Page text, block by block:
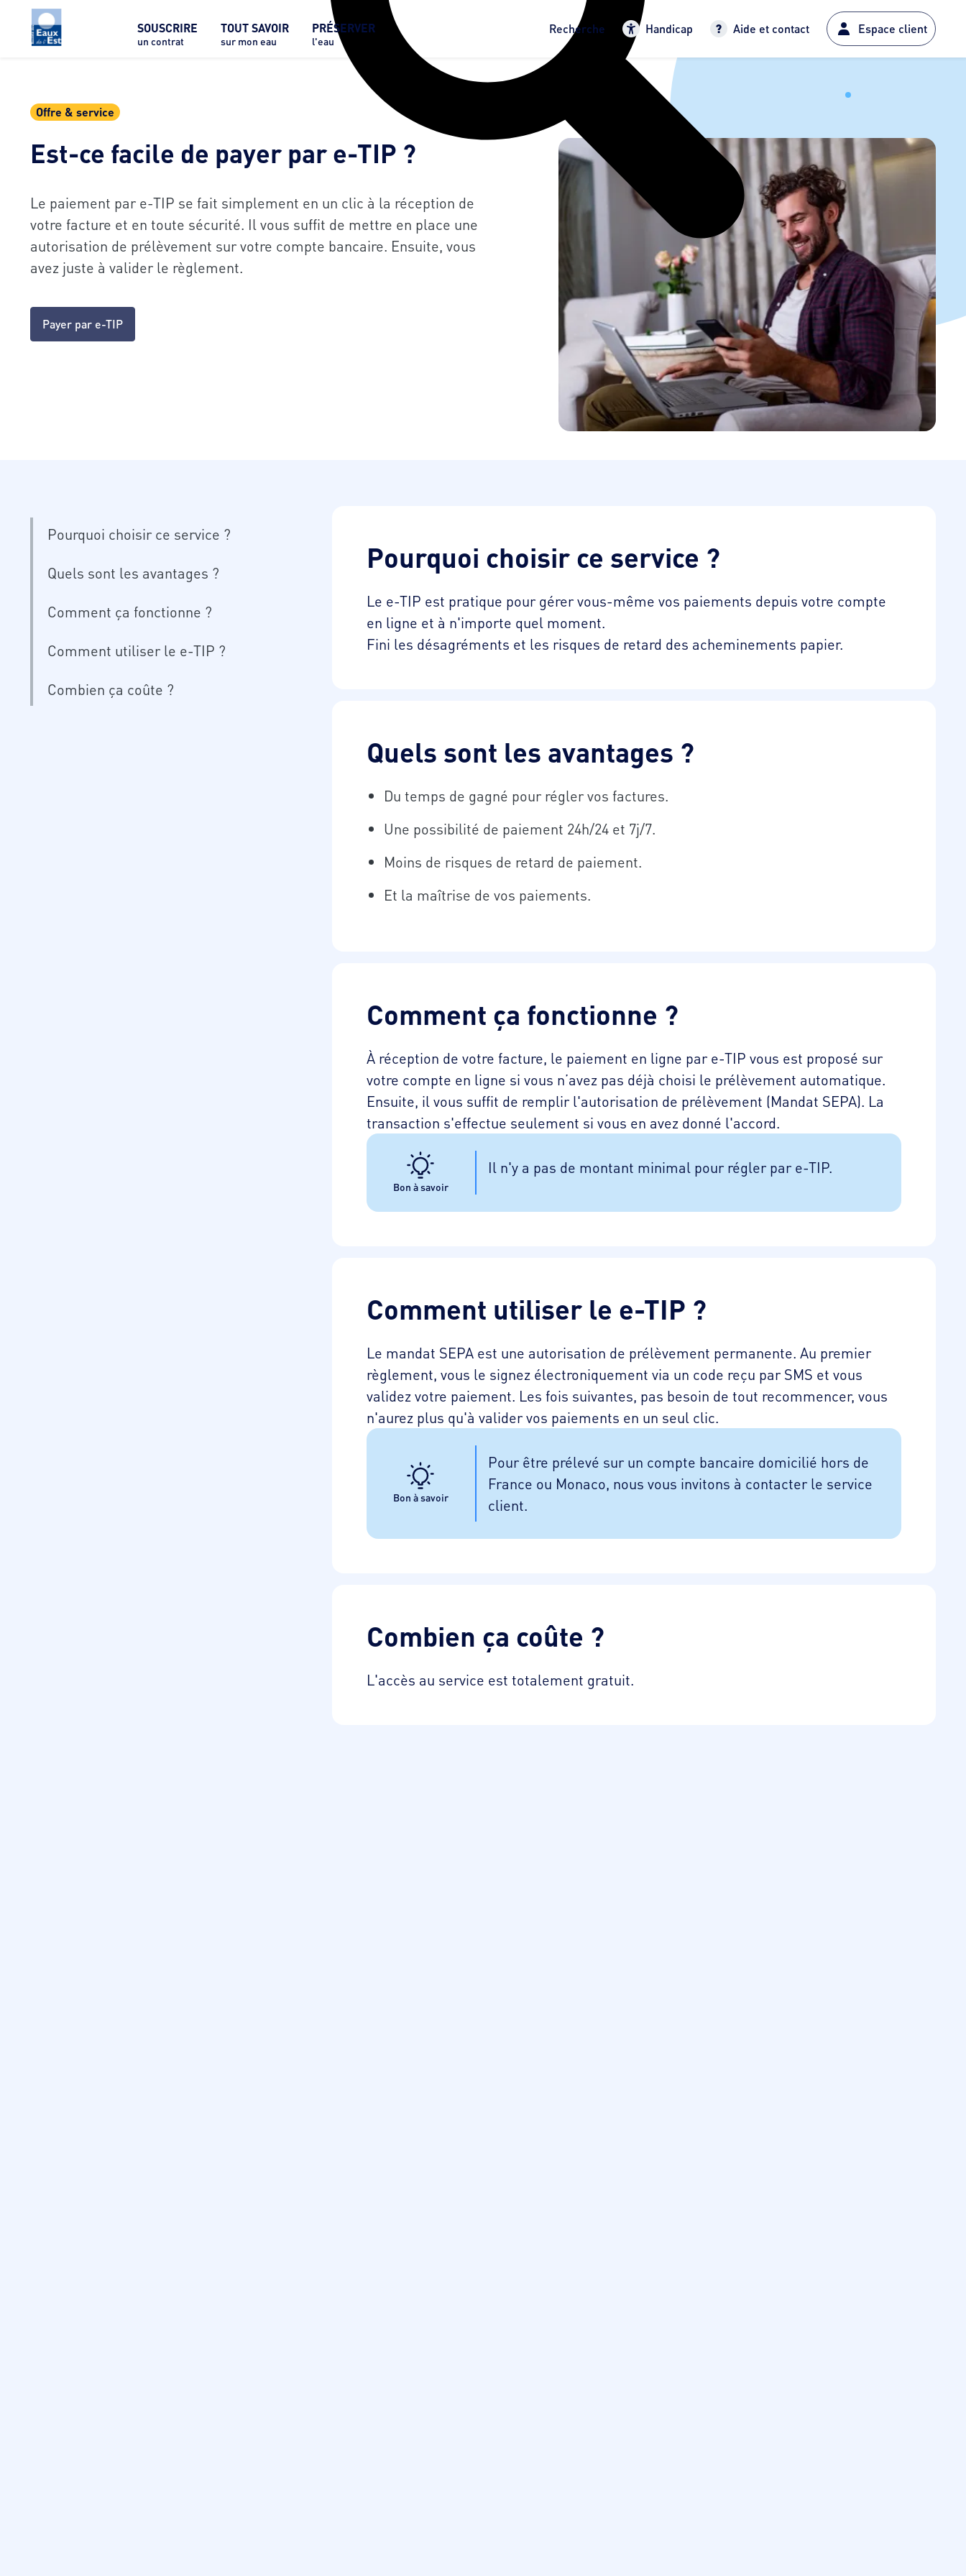
SOUSCRIRE
un contrat
TOUT SAVOIR
sur mon eau
PRÉSERVER
l'eau
Recherche Handicap Aide et contact Espace client
Offre & service
Est-ce facile de payer par e-TIP ?
Le paiement par e-TIP se fait simplement en un clic à la réception de
votre facture et en toute sécurité. Il vous suffit de mettre en place une
autorisation de prélèvement sur votre compte bancaire. Ensuite, vous
avez juste à valider le règlement.
Payer par e-TIP
Pourquoi choisir ce service ?
Quels sont les avantages ?
Comment ça fonctionne ?
Comment utiliser le e-TIP ?
Combien ça coûte ?
Pourquoi choisir ce service ?
Le e-TIP est pratique pour gérer vous-même vos paiements depuis votre compte
en ligne et à n'importe quel moment.
Fini les désagréments et les risques de retard des acheminements papier.
Quels sont les avantages ?
Du temps de gagné pour régler vos factures.
Une possibilité de paiement 24h/24 et 7j/7.
Moins de risques de retard de paiement.
Et la maîtrise de vos paiements.
Comment ça fonctionne ?
À réception de votre facture, le paiement en ligne par e-TIP vous est proposé sur
votre compte en ligne si vous n’avez pas déjà choisi le prélèvement automatique.
Ensuite, il vous suffit de remplir l'autorisation de prélèvement (Mandat SEPA). La
transaction s'effectue seulement si vous en avez donné l'accord.
Bon à savoir
Il n'y a pas de montant minimal pour régler par e-TIP.
Comment utiliser le e-TIP ?
Le mandat SEPA est une autorisation de prélèvement permanente. Au premier
règlement, vous le signez électroniquement via un code reçu par SMS et vous
validez votre paiement. Les fois suivantes, pas besoin de tout recommencer, vous
n'aurez plus qu'à valider vos paiements en un seul clic.
Bon à savoir
Pour être prélevé sur un compte bancaire domicilié hors de
France ou Monaco, nous vous invitons à contacter le service
client.
Combien ça coûte ?
L'accès au service est totalement gratuit.